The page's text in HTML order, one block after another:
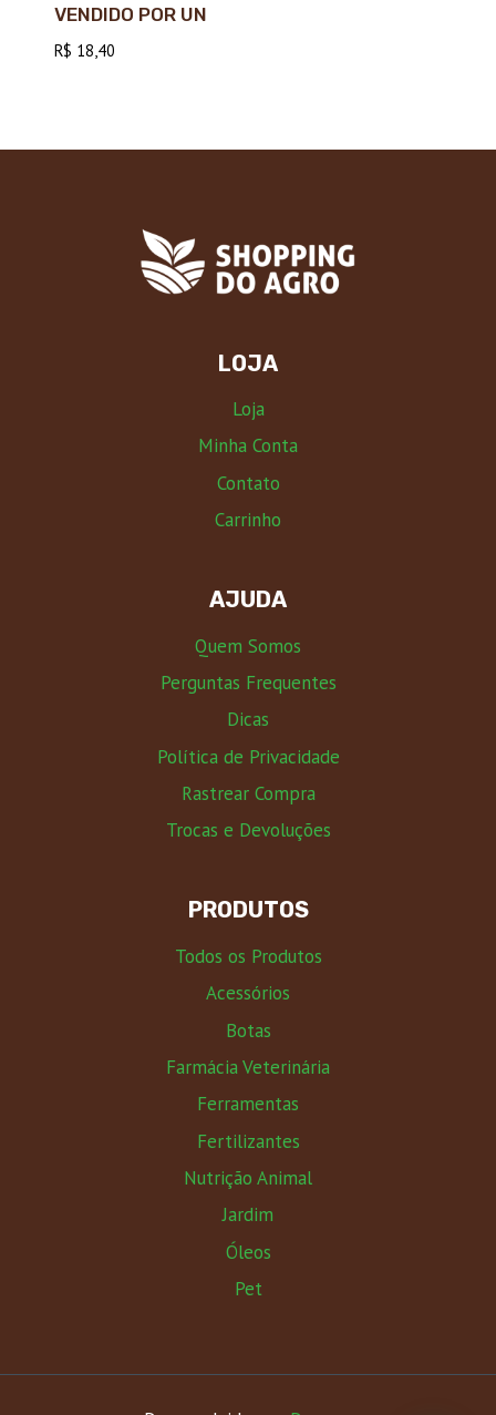
VENDIDO POR UN
R$ 18,40
LOJA
Loja
Minha Conta
Contato
Carrinho
AJUDA
Quem Somos
Perguntas Frequentes
Dicas
Política de Privacidade
Rastrear Compra
Trocas e Devoluções
PRODUTOS
Todos os Produtos
Acessórios
Botas
Farmácia Veterinária
Ferramentas
Fertilizantes
Nutrição Animal
Jardim
Óleos
Pet